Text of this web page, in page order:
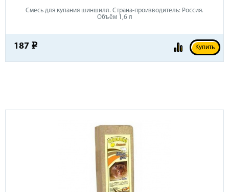
Смесь для купания шиншилл. Страна-производитель: Россия.
Объём 1,6 л
187 e Купить